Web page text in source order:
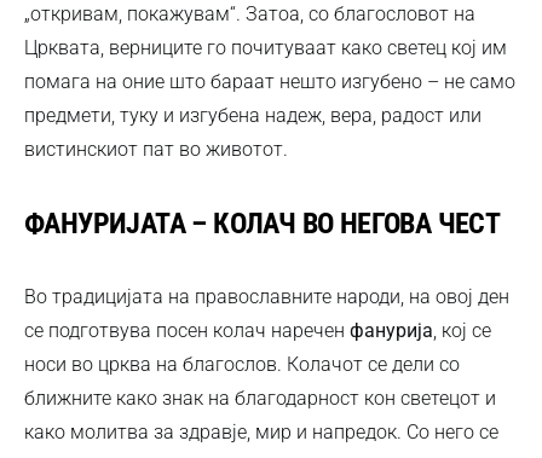
„откривам, покажувам“. Затоа, со благословот на
Црквата, верниците го почитуваат како светец кој им
помага на оние што бараат нешто изгубено – не само
предмети, туку и изгубена надеж, вера, радост или
вистинскиот пат во животот.
ФАНУРИЈАТА – КОЛАЧ ВО НЕГОВА ЧЕСТ
Во традицијата на православните народи, на овој ден
се подготвува посен колач наречен фанурија , кој се
носи во црква на благослов. Колачот се дели со
ближните како знак на благодарност кон светецот и
како молитва за здравје, мир и напредок. Со него се